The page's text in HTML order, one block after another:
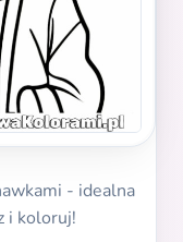
- idealna
i koloruj!